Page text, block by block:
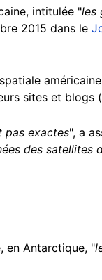
intitulée "les
2015 dans le
sites et blogs (
pas exactes", a
des satellites
en Antarctique, "